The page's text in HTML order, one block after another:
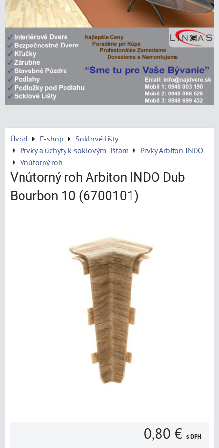
Úvod E-shop
Soklové lišty
Prvky a úchyty k soklovým lištám
Prvky Arbiton INDO
Vnútorný roh
Vnútorný roh Arbiton INDO Dub
Bourbon 10 (6700101)
0,80 € s DPH